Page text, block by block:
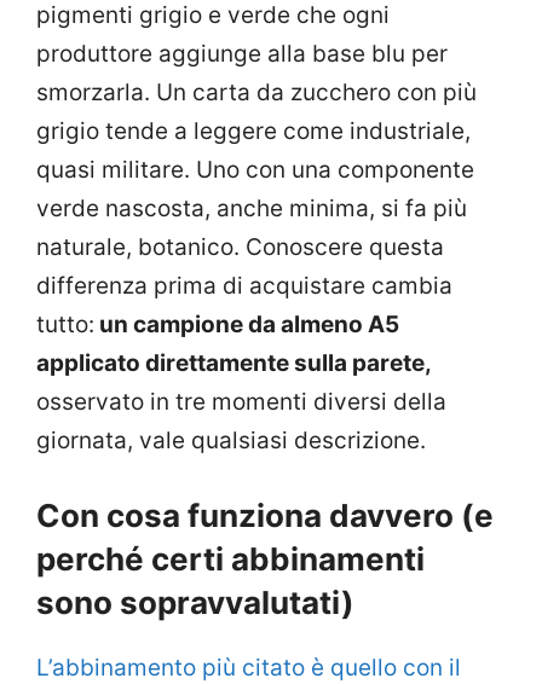
pigmenti grigio e verde che ogni
produttore aggiunge alla base blu per
smorzarla. Un carta da zucchero con più
grigio tende a leggere come industriale,
quasi militare. Uno con una componente
verde nascosta, anche minima, si fa più
naturale, botanico. Conoscere questa
differenza prima di acquistare cambia
tutto: un campione da almeno A5
applicato direttamente sulla parete,
osservato in tre momenti diversi della
giornata, vale qualsiasi descrizione.
Con cosa funziona davvero (e
perché certi abbinamenti
sono sopravvalutati)
L’abbinamento più citato è quello con il